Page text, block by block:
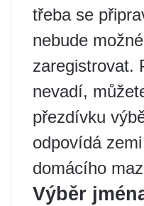
třeba se
nebude
zaregistrovat.
nevadí,
přezdívku
odpovídá
domácího
Výběr